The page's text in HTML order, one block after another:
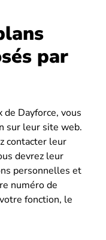
par
Dayforce, vous
sur leur site web.
contacter leur
devrez leur
personnelles et
numéro de
fonction, le